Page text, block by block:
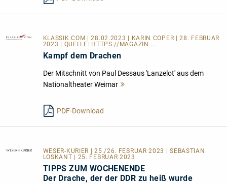
KLASSIK.COM
| 28.02.2023 | KARIN COPER | 28. FEBRUAR
2023 | QUELLE: HTTPS://MAGAZIN....
Kampf dem Drachen
Der Mitschnitt von Paul Dessaus 'Lanzelot' aus dem
Nationaltheater Weimar
PDF-Download
WESER-KURIER
| 25./26. FEBRUAR 2023 | SEBASTIAN
LOSKANT | 25. FEBRUAR 2023
TIPPS ZUM WOCHENENDE
Der Drache, der der DDR zu heiß wurde